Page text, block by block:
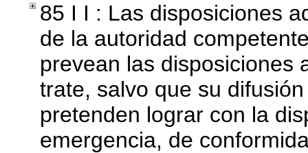
85 I I : Las disposiciones
de la autoridad
prevean las disposiciones
trate, salvo que su
pretenden lograr con la
emergencia, de